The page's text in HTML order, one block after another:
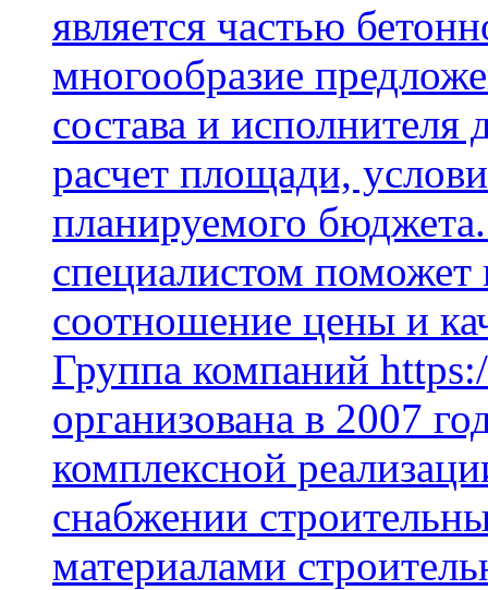
является частью
многообразие
состава и
расчет площади,
планируемого
специалистом поможет
соотношение цены и
Группа компаний
организована в 2007
комплексной
снабжении
материалами